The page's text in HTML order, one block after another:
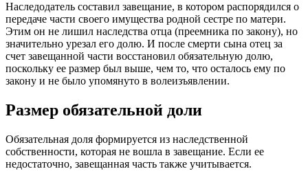
Наследодатель составил завещание, в котором распорядился о
передаче части своего имущества родной сестре по матери.
Этим он не лишил наследства отца (преемника по закону), но
значительно урезал его долю. И после смерти сына отец за
счет завещанной части восстановил обязательную долю,
поскольку ее размер был выше, чем то, что осталось ему по
закону и не было упомянуто в волеизъявлении.
Размер обязательной доли
Обязательная доля формируется из наследственной
собственности, которая не вошла в завещание. Если ее
недостаточно, завещанная часть также учитывается.